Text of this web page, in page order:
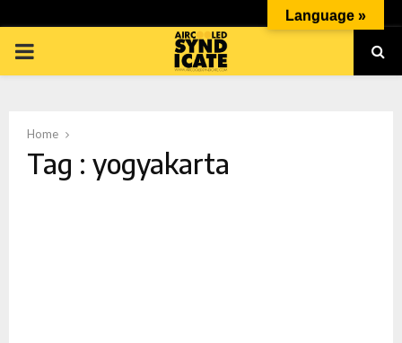
PRIMARY
Home
Tag : yogyakarta
Language »